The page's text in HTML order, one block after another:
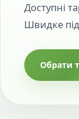
Доступні
Швидке
Обрати